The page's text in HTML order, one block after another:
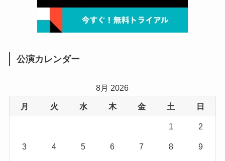
公演カレンダー
8月 2026
月 火 水 木 金 土 日
1 2
3 4 5 6 7 8 9